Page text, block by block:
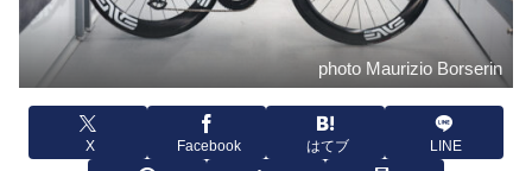
photo Maurizio Borserin
X Facebook はてブ LINE